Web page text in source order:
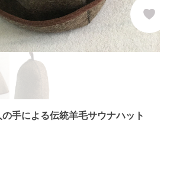
手による伝統羊毛サウナハット